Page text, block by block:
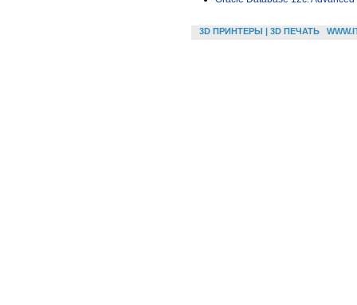
3D ПРИНТЕРЫ | 3D ПЕЧАТЬ